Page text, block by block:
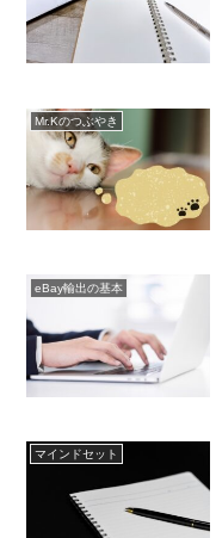
Mr.Kのつぶやき
eBay輸出の基本
マインドセット